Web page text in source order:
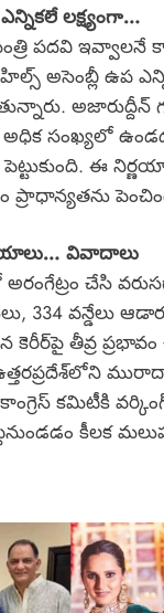
లక్ష్యంగా…
పదవి ఇవ్వాలనే
అసెంబ్లీ ఉప
సంఖ్యలో
పెట్టుకుంది. ఈ
వివాదాలు
అరంగేట్రం చేసి
334 వన్డేలు
తీవ్ర
కమిటీకి
కీలక